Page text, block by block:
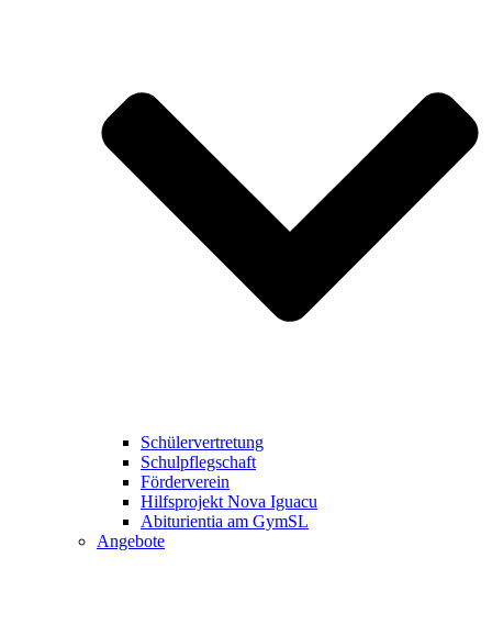
Schülervertretung
Schulpflegschaft
Förderverein
Hilfsprojekt Nova Iguacu
Abiturientia am GymSL
Angebote